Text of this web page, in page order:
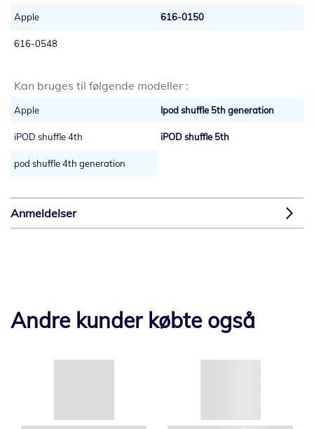
Apple 616-0150
616-0548
Kan bruges til følgende modeller :
Apple Ipod shuffle 5th generation
iPOD shuffle 4th iPOD shuffle 5th
pod shuffle 4th generation
Anmeldelser
Andre kunder købte også